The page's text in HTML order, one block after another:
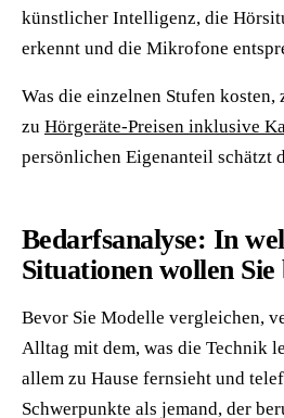
künstlicher Intelligenz, die
erkennt und die Mikrofone
Was die einzelnen Stufen kosten,
zu Hörgeräte-Preisen inklusive
persönlichen Eigenanteil schätzt
Bedarfsanalyse: In
Situationen wollen Sie
Bevor Sie Modelle vergleichen,
Alltag mit dem, was die Technik
allem zu Hause fernsieht und
Schwerpunkte als jemand, der